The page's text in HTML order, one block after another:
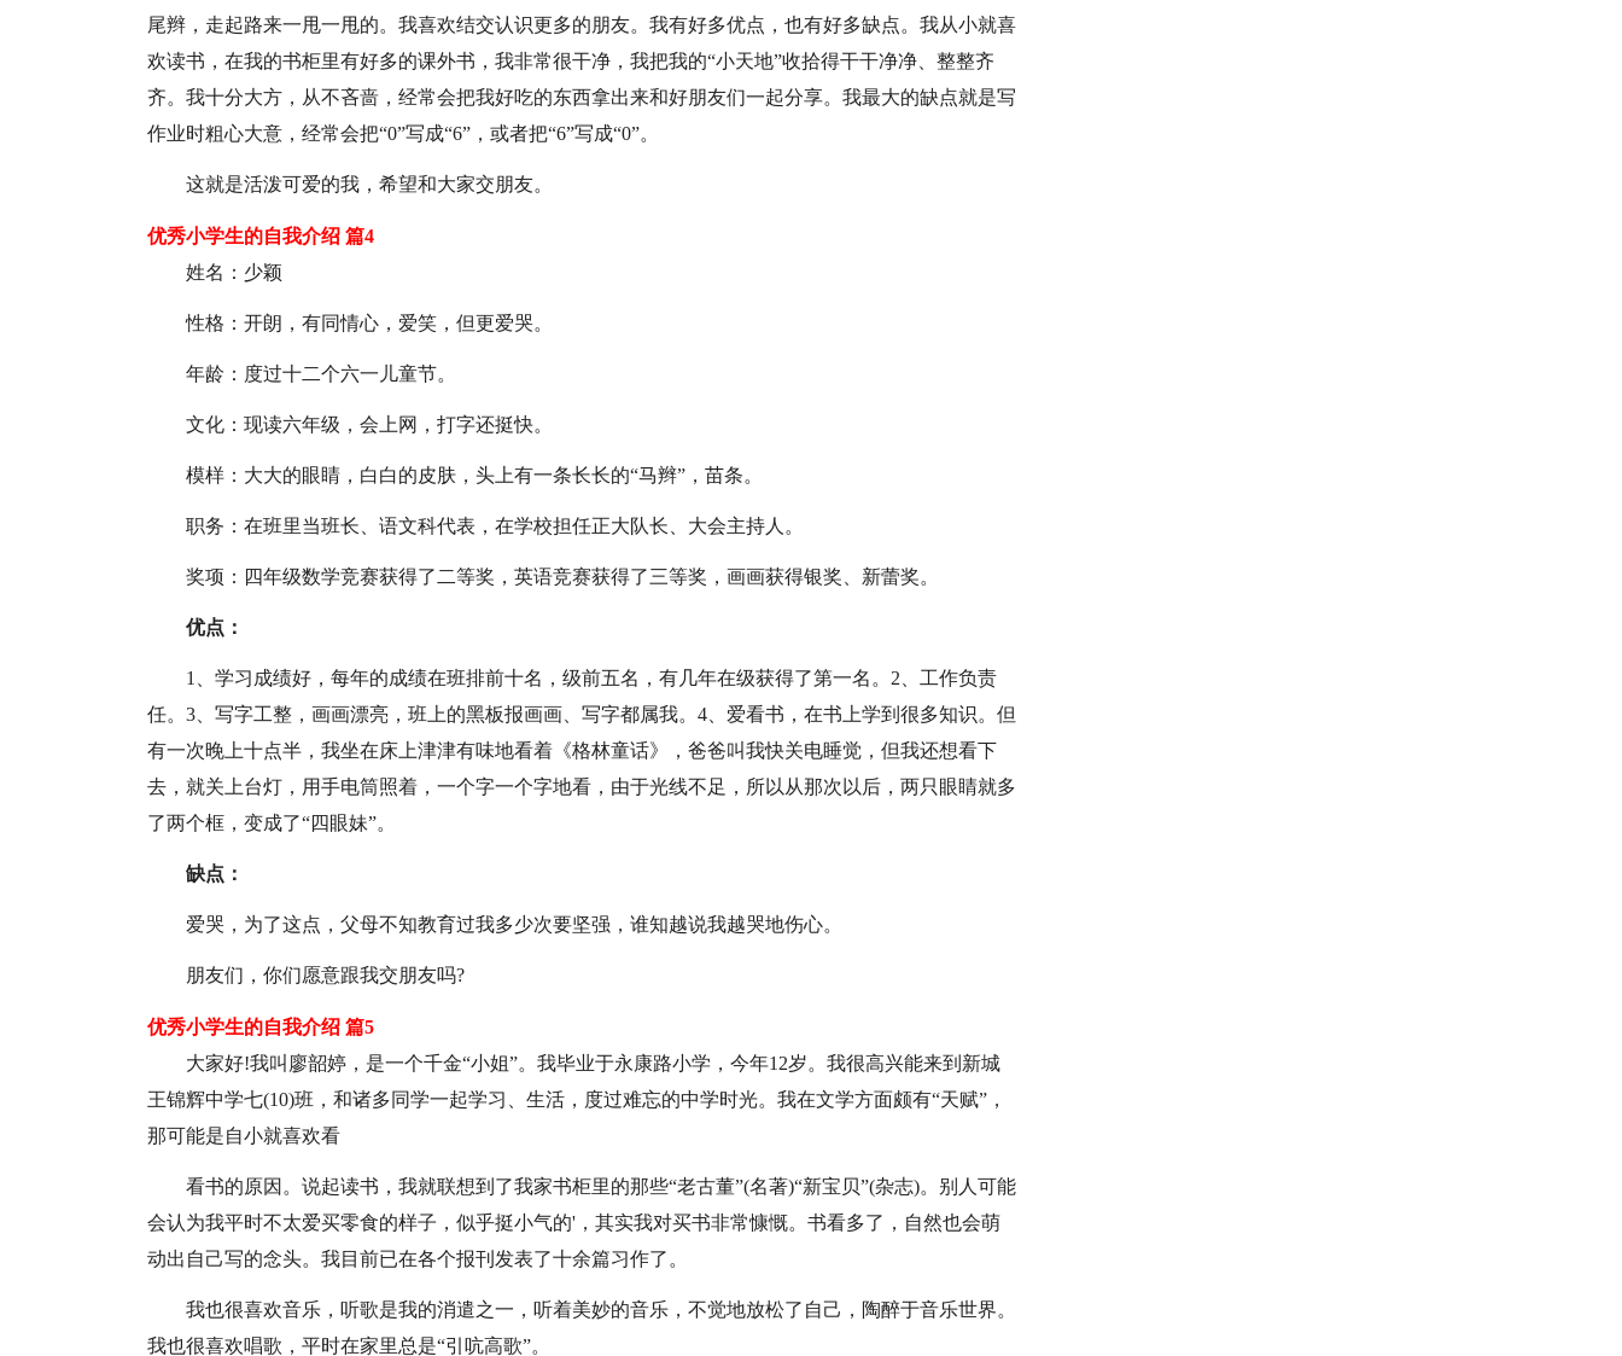
尾辫，走起路来一甩一甩的。我喜欢结交认识更多的朋友。我有好多优点，也有好多缺点。我从小就喜
欢读书，在我的书柜里有好多的课外书，我非常很干净，我把我的“小天地”收拾得干干净净、整整齐
齐。我十分大方，从不吝啬，经常会把我好吃的东西拿出来和好朋友们一起分享。我最大的缺点就是写
作业时粗心大意，经常会把“0”写成“6”，或者把“6”写成“0”。
这就是活泼可爱的我，希望和大家交朋友。
优秀小学生的自我介绍 篇4
姓名：少颖
性格：开朗，有同情心，爱笑，但更爱哭。
年龄：度过十二个六一儿童节。
文化：现读六年级，会上网，打字还挺快。
模样：大大的眼睛，白白的皮肤，头上有一条长长的“马辫”，苗条。
职务：在班里当班长、语文科代表，在学校担任正大队长、大会主持人。
奖项：四年级数学竞赛获得了二等奖，英语竞赛获得了三等奖，画画获得银奖、新蕾奖。
优点：
1、学习成绩好，每年的成绩在班排前十名，级前五名，有几年在级获得了第一名。2、工作负责
任。3、写字工整，画画漂亮，班上的黑板报画画、写字都属我。4、爱看书，在书上学到很多知识。但
有一次晚上十点半，我坐在床上津津有味地看着《格林童话》，爸爸叫我快关电睡觉，但我还想看下
去，就关上台灯，用手电筒照着，一个字一个字地看，由于光线不足，所以从那次以后，两只眼睛就多
了两个框，变成了“四眼妹”。
缺点：
爱哭，为了这点，父母不知教育过我多少次要坚强，谁知越说我越哭地伤心。
朋友们，你们愿意跟我交朋友吗?
优秀小学生的自我介绍 篇5
大家好!我叫廖韶婷，是一个千金“小姐”。我毕业于永康路小学，今年12岁。我很高兴能来到新城
王锦辉中学七(10)班，和诸多同学一起学习、生活，度过难忘的中学时光。我在文学方面颇有“天赋”，
那可能是自小就喜欢看
看书的原因。说起读书，我就联想到了我家书柜里的那些“老古董”(名著)“新宝贝”(杂志)。别人可能
会认为我平时不太爱买零食的样子，似乎挺小气的'，其实我对买书非常慷慨。书看多了，自然也会萌
动出自己写的念头。我目前已在各个报刊发表了十余篇习作了。
我也很喜欢音乐，听歌是我的消遣之一，听着美妙的音乐，不觉地放松了自己，陶醉于音乐世界。
我也很喜欢唱歌，平时在家里总是“引吭高歌”。